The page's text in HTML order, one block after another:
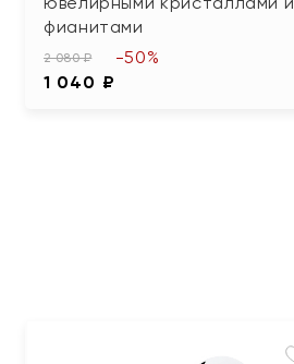
фианитами
2 080 ₽
1 040 ₽
-50%